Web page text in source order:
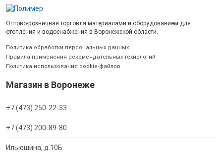
Оптово-розничная торговля материалами и оборудованием для
отопления и водоснабжения в Воронежской области.
Политика обработки персональных данных
Правила применения рекомендательных технологий
Политика использования cookie-файлов
Магазин в Воронеже
+7 (473) 250-22-33
+7 (473) 200-89-80
Ильюшина, д.10Б